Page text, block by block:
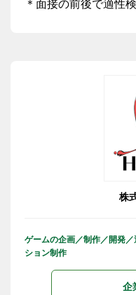
株
ゲームの企画／制作／開発
ション制作
企